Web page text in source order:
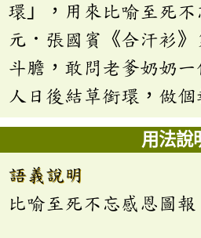
環」，用來比喻至死
元．張國賓《合汗衫
斗膽，敢問老爹奶奶
人日後結草銜環，做個
用法說
語義說明
比喻至死不忘感恩圖報